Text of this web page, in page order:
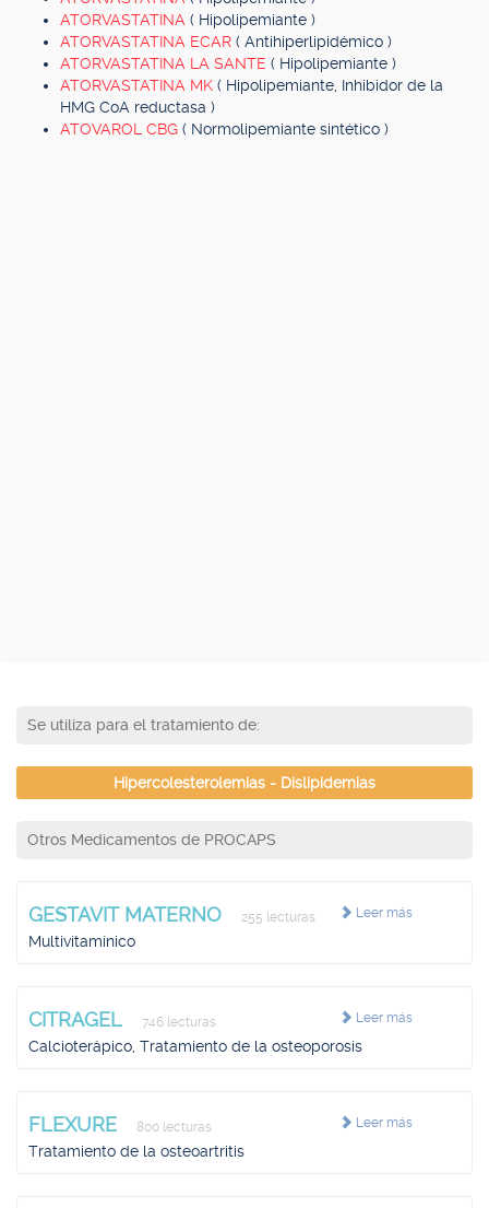
ATORVASTATINA ( Hipolipemiante )
ATORVASTATINA ECAR ( Antihiperlipidémico )
ATORVASTATINA LA SANTE ( Hipolipemiante )
ATORVASTATINA MK ( Hipolipemiante, Inhibidor de la
HMG CoA reductasa )
ATOVAROL CBG ( Normolipemiante sintético )
Se utiliza para el tratamiento de:
Hipercolesterolemias - Dislipidemias
Otros Medicamentos de PROCAPS
Leer más
GESTAVIT MATERNO 255 lecturas
Multivitamínico
Leer más
CITRAGEL 746 lecturas
Calcioterápico, Tratamiento de la osteoporosis
Leer más
FLEXURE 800 lecturas
Tratamiento de la osteoartritis